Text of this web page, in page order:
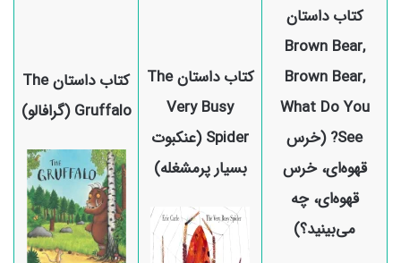
کتاب داستان
Brown Bear,
Brown Bear,
What Do You
See? (خرس
قهوه‌ای، خرس
قهوه‌ای، چه
می‌بینید؟)
کتاب داستان The
Very Busy
Spider (عنکبوت
بسیار پرمشغله)
کتاب داستان The
Gruffalo (گرافالو)